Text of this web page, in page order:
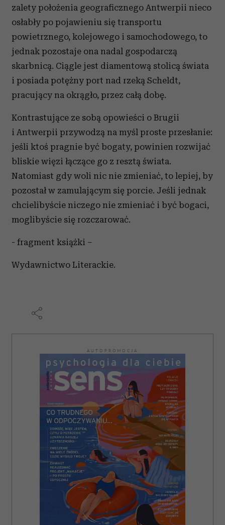
korzystasz z naszej witryny, udostępniamy partnerom
społecznościowym, reklamowym i analitycznym.
Partnerzy mogą połączyć te informacje z innymi danymi
otrzymanymi od Ciebie lub uzyskanymi podczas
korzystania z ich usług.
zalety położenia geograficznego Antwerpii nieco
osłabły po pojawieniu się transportu
powietrznego, kolejowego i samochodowego, to
jednak pozostaje ona nadal gospodarczą
skarbnicą. Ciągle jest diamentową stolicą świata
i posiada potężny port nad rzeką Scheldt,
pracujący na okrągło, przez całą dobę.
Kontrastujące ze sobą opowieści o Brugii
i Antwerpii przywodzą na myśl proste przesłanie:
jeśli ktoś pragnie być bogaty, powinien rozwijać
bliskie więzi łączące go z resztą świata.
Natomiast gdy woli nic nie zmieniać, to lepiej, by
pozostał w zamulającym się porcie. Jeśli jednak
chcielibyście niczego nie zmieniać i być bogaci,
moglibyście się rozczarować.
- fragment książki –
Wydawnictwo Literackie.
AUTOPROMOCJA